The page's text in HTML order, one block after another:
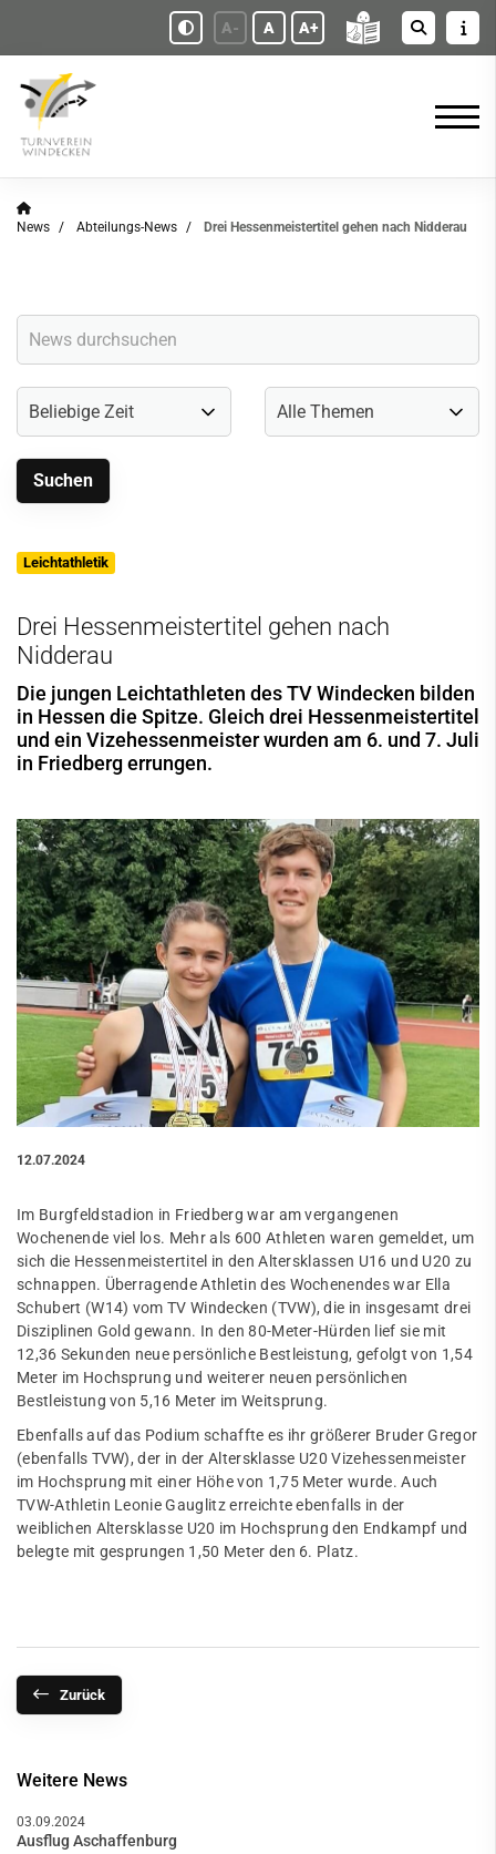
A- A A+
News Abteilungs-News Drei Hessenmeistertitel gehen nach Nidderau
Leichtathletik
Drei Hessenmeistertitel gehen nach
Nidderau
Die jungen Leichtathleten des TV Windecken bilden
in Hessen die Spitze. Gleich drei Hessenmeistertitel
und ein Vizehessenmeister wurden am 6. und 7. Juli
in Friedberg errungen.
12.07.2024
Im Burgfeldstadion in Friedberg war am vergangenen
Wochenende viel los. Mehr als 600 Athleten waren gemeldet, um
sich die Hessenmeistertitel in den Altersklassen U16 und U20 zu
schnappen. Überragende Athletin des Wochenendes war Ella
Schubert (W14) vom TV Windecken (TVW), die in insgesamt drei
Disziplinen Gold gewann. In den 80-Meter-Hürden lief sie mit
12,36 Sekunden neue persönliche Bestleistung, gefolgt von 1,54
Meter im Hochsprung und weiterer neuen persönlichen
Bestleistung von 5,16 Meter im Weitsprung.
Ebenfalls auf das Podium schaffte es ihr größerer Bruder Gregor
(ebenfalls TVW), der in der Altersklasse U20 Vizehessenmeister
im Hochsprung mit einer Höhe von 1,75 Meter wurde. Auch
TVW-Athletin Leonie Gauglitz erreichte ebenfalls in der
weiblichen Altersklasse U20 im Hochsprung den Endkampf und
belegte mit gesprungen 1,50 Meter den 6. Platz.
Zurück
Weitere News
03.09.2024
Ausflug Aschaffenburg